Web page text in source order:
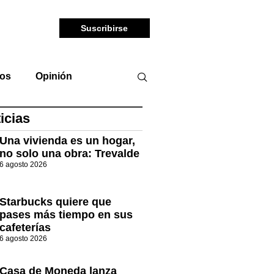
Suscribirse
Opinión
vivienda es un hogar,
solo una obra: Trevalde
agosto 2026
quiere que
más tiempo en sus
agosto 2026
de Moneda lanza